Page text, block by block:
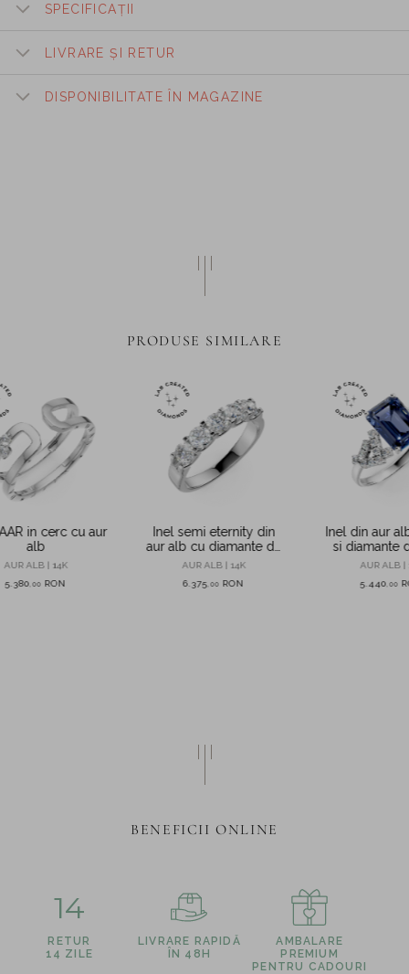
SPECIFICAȚII
LIVRARE ȘI RETUR
DISPONIBILITATE ÎN MAGAZINE
PRODUSE SIMILARE
in cerc cu aur
alb
AUR ALB | 14K
5.380 ,00 RON
Inel semi eternity din
aur alb cu diamante de
1ct create in laborator
AUR ALB | 14K
6.375 ,00 RON
Inel din aur
si diamante
create in
AUR ALB |
5.440 ,00
BENEFICII ONLINE
14
RETUR
14 ZILE
LIVRARE RAPIDĂ
ÎN 48H
AMBALARE
PREMIUM
PENTRU CADOURI